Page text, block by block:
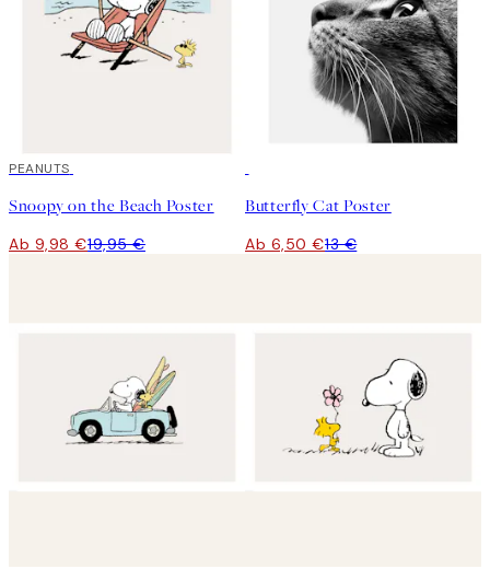
50%*
PEANUTS
Snoopy on the Beach Poster
Ab 9,98 €19,95 €
Butterfly Cat Poster
Ab 6,50 €13 €